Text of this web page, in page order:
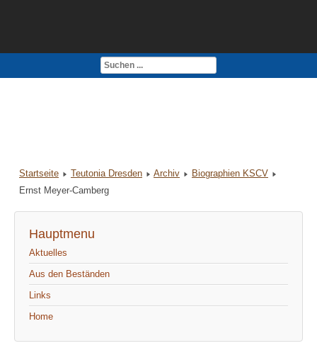
Impressum
Startseite Teutonia Dresden Archiv
Biographien KSCV
Ernst Meyer-Camberg
Hauptmenu
Aktuelles
Aus den Beständen
Links
Home